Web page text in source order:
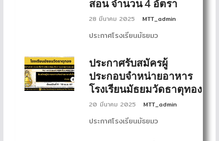
สอน จำนวน 4 อัตรา
28 มีนาคม 2025 MTT_admin
ประกาศโรงเรียนมัธยมว
ประกาศรับสมัครผู้
ประกอบจำหน่ายอาหาร
โรงเรียนมัธยมวัดธาตุทอง
20 มีนาคม 2025 MTT_admin
ประกาศโรงเรียนมัธยมว